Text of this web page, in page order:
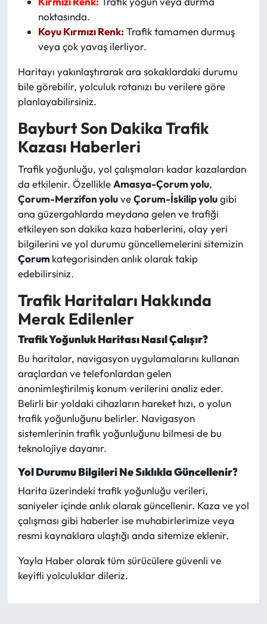
noktasında.
Koyu Kırmızı Renk: Trafik tamamen durmuş
veya çok yavaş ilerliyor.
Haritayı yakınlaştırarak ara sokaklardaki durumu
bile görebilir, yolculuk rotanızı bu verilere göre
planlayabilirsiniz.
Bayburt Son Dakika Trafik
Kazası Haberleri
Trafik yoğunluğu, yol çalışmaları kadar kazalardan
da etkilenir. ÖzellikleAmasya-Çorum yolu,
Çorum-Merzifon yoluveÇorum-İskilip yolugibi
ana güzergahlarda meydana gelen ve trafiği
etkileyen son dakika kaza haberlerini, olay yeri
bilgilerini ve yol durumu güncellemelerini sitemizin
Çorum kategorisinden anlık olarak takip
edebilirsiniz.
Trafik Haritaları Hakkında
Merak Edilenler
Trafik Yoğunluk Haritası Nasıl Çalışır?
Bu haritalar, navigasyon uygulamalarını kullanan
araçlardan ve telefonlardan gelen
anonimleştirilmiş konum verilerini analiz eder.
Belirli bir yoldaki cihazların hareket hızı, o yolun
trafik yoğunluğunu belirler. Navigasyon
sistemlerinin trafik yoğunluğunu bilmesi de bu
teknolojiye dayanır.
Yol Durumu Bilgileri Ne Sıklıkla Güncellenir?
Harita üzerindeki trafik yoğunluğu verileri,
saniyeler içinde anlık olarak güncellenir. Kaza ve yol
çalışması gibi haberler ise muhabirlerimize veya
resmi kaynaklara ulaştığı anda sitemize eklenir.
Yayla Haber olarak tüm sürücülere güvenli ve
keyifli yolculuklar dileriz.